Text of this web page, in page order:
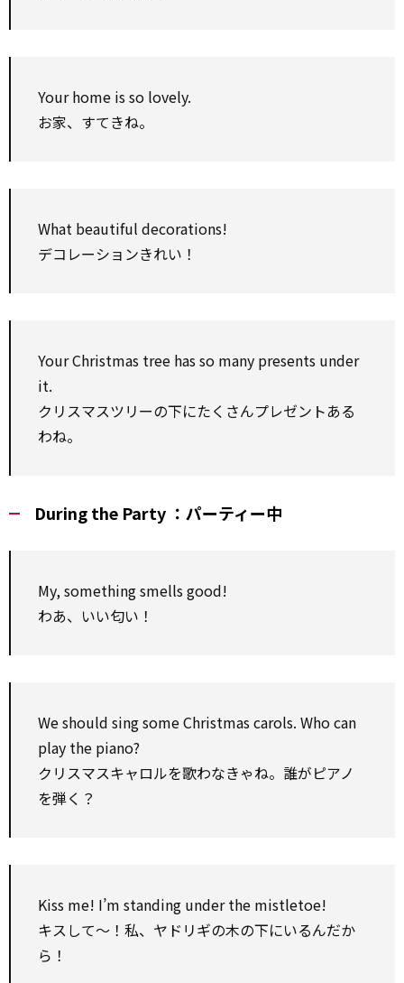
Your home is so lovely.
お家、すてきね。
What beautiful decorations!
デコレーションきれい！
Your Christmas tree has so many presents under
it.
クリスマスツリーの下にたくさんプレゼントある
わね。
During the Party ：パーティー中
My, something smells good!
わあ、いい匂い！
We should sing some Christmas carols. Who can
play the piano?
クリスマスキャロルを歌わなきゃね。誰がピアノ
を弾く？
Kiss me! I’m standing under the mistletoe!
キスして～！私、ヤドリギの木の下にいるんだか
ら！